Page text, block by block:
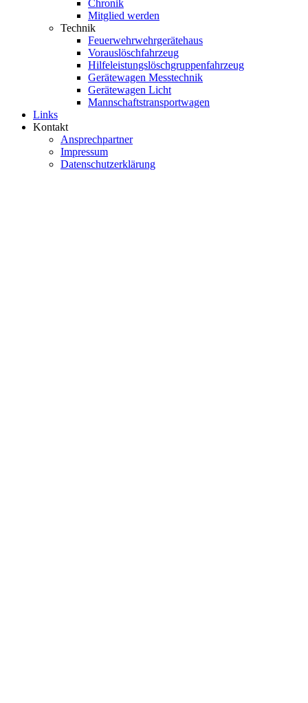
Chronik
Mitglied werden
Technik
Feuerwehrwehrgerätehaus
Vorauslöschfahrzeug
Hilfeleistungslöschgruppenfahrzeug
Gerätewagen Messtechnik
Gerätewagen Licht
Mannschaftstransportwagen
Links
Kontakt
Ansprechpartner
Impressum
Datenschutzerklärung